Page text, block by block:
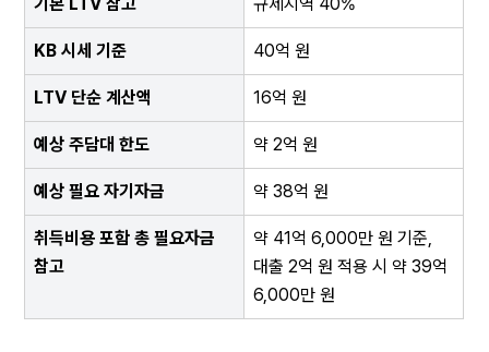
KB 시세 기준 40억 원
LTV 단순 계산액 16억 원
예상 주담대 한도 약 2억 원
예상 필요 자기자금 약 38억 원
취득비용 포함 총 필요자금
참고
약 41억 6,000만 원 기준,
대출 2억 원 적용 시 약 39억
6,000만 원